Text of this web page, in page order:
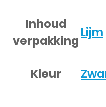
Inhoud
verpakking
Lijm
Kleur